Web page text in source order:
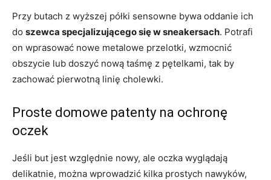
Przy butach z wyższej półki sensowne bywa oddanie ich
do szewca specjalizującego się w sneakersach. Potrafi
on wprasować nowe metalowe przelotki, wzmocnić
obszycie lub doszyć nową taśmę z pętelkami, tak by
zachować pierwotną linię cholewki.
Proste domowe patenty na ochronę
oczek
Jeśli but jest względnie nowy, ale oczka wyglądają
delikatnie, można wprowadzić kilka prostych nawyków,